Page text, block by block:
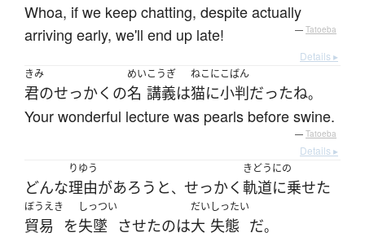
Whoa, if we keep chatting, despite actually
arriving early, we'll end up late!
— Tatoeba
Details ▸
きみ
君のせっかく の
めい
名
こうぎ
講義は
ねこにこばん
猫に小判だったね。
Your wonderful lecture was pearls before swine.
— Tatoeba
Details ▸
どんな
りゆう
理由があろう と、 せっかく
きどうにの
軌道に乗せた
ぼうえき
貿易 を
しっつい
失墜 させたのは
だい
大
しったい
失態 だ。